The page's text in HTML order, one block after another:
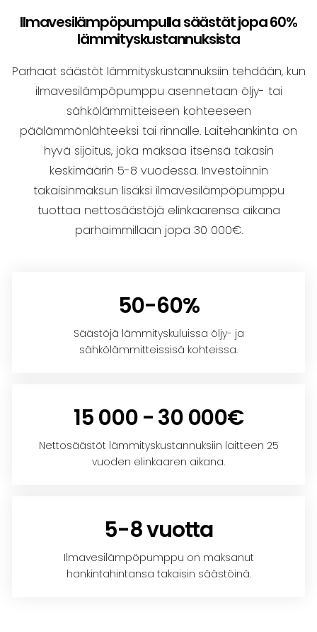
Ilmavesilämpöpumpulla säästät jopa 60%
lämmityskustannuksista
Parhaat säästöt lämmityskustannuksiin tehdään, kun
ilmavesilämpöpumppu asennetaan öljy- tai
sähkölämmitteiseen kohteeseen
päälämmönlähteeksi tai rinnalle. Laitehankinta on
hyvä sijoitus, joka maksaa itsensä takasin
keskimäärin 5-8 vuodessa. Investoinnin
takaisinmaksun lisäksi ilmavesilämpöpumppu
tuottaa nettosäästöjä elinkaarensa aikana
parhaimmillaan jopa 30 000€.
50-60%
Säästöjä lämmityskuluissa öljy- ja
sähkölämmitteissisä kohteissa.
15 000 - 30 000€
Nettosäästöt lämmityskustannuksiin laitteen 25
vuoden elinkaaren aikana.
5-8 vuotta
Ilmavesilämpöpumppu on maksanut
hankintahintansa takaisin säästöinä.